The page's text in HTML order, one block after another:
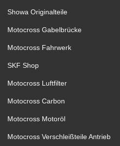
Showa Originalteile
Motocross Gabelbrücke
Motocross Fahrwerk
SKF Shop
Motocross Luftfilter
Motocross Carbon
Motocross Motoröl
Motocross Verschleißteile Antrieb